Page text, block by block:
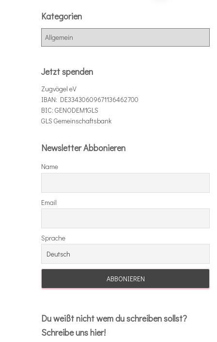
Beiträge
Kategorien
g
o
r
i
e
Jetzt spenden
Zugvögel eV
IBAN: DE33430609671136462700
BIC: GENODEM1GLS
GLS Gemeinschaftsbank
Newsletter Abbonieren
Name
Email
Sprache
Du weißt nicht wem du schreiben sollst?
Schreibe uns hier!